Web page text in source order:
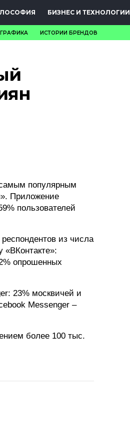
БИЗНЕС И ТЕХНОЛОГИИ
ИСТОРИИ БРЕНДОВ
популярным
Приложение
пользователей
из числа
«ВКонтакте»:
опрошенных
23% москвичей и
Messenger –
более 100 тыс.